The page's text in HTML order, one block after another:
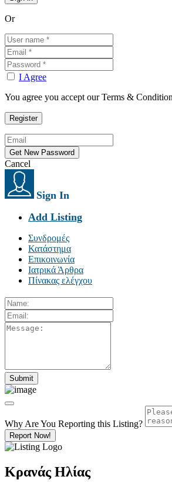
Or
I Agree
You agree you accept our Terms &
Cancel
Sign In
Add Listing
Συνδρομές
Κατάστημα
Επικοινωνία
Ιατρικά Άρθρα
Πίνακας ελέγχου
Why Are You Reporting this Listing?
Report Now!
Κρανάς Ηλίας